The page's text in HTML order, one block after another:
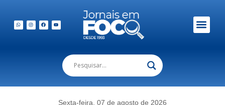
Sexta-feira, 07 de agosto de 2026